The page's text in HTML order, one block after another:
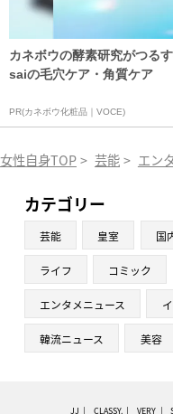
カネボウの酵素研究がつる
saiの毛穴ケア・角質ケア
PR(カネボウ化粧品｜VOCE)
女性自身TOP > 芸能 > エン
カテゴリー
芸能 皇室 国
ライフ コミック
エンタメニュース
韓流ニュース 美容
JJ CLASSY. VERY